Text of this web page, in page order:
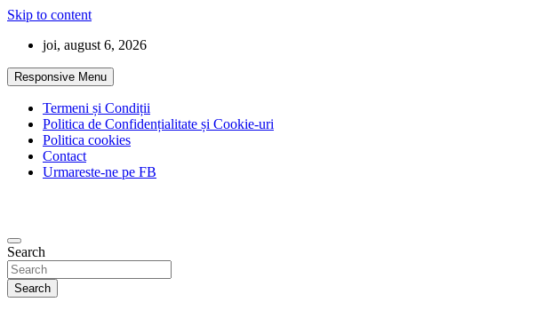
Skip to content
joi, august 6, 2026
Responsive Menu
Termeni și Condiții
Politica de Confidențialitate și Cookie-uri
Politica cookies
Contact
Urmareste-ne pe FB
Search
Search